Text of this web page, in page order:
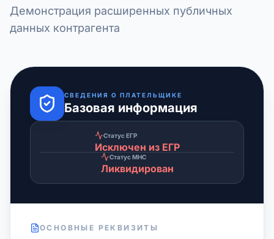
Демонстрация расширенных публичных
данных контрагента
СВЕДЕНИЯ О ПЛАТЕЛЬЩИКЕ
Базовая информация
Статус ЕГР
Исключен из ЕГР
Статус МНС
Ликвидирован
ОСНОВНЫЕ РЕКВИЗИТЫ